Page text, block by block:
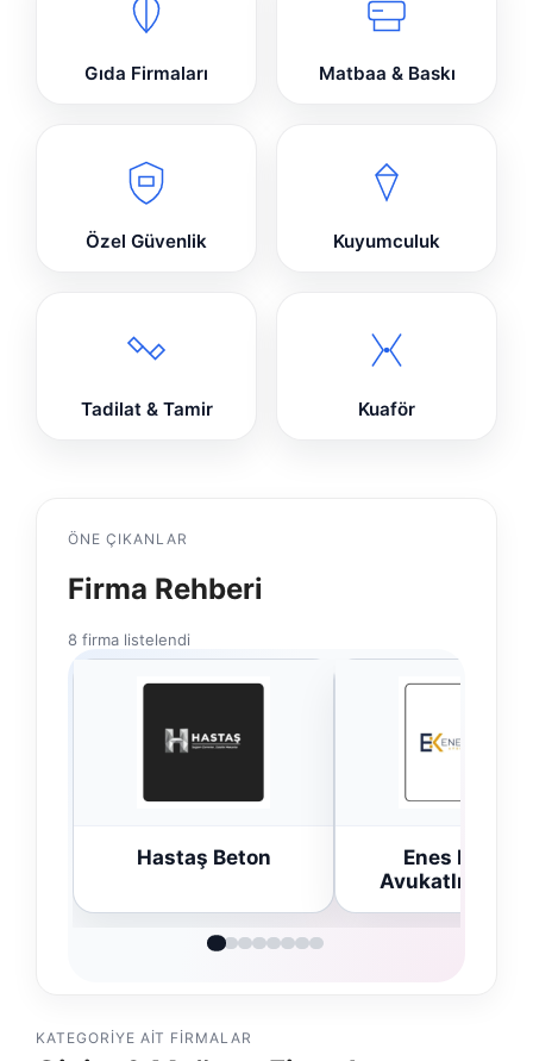
Gıda Firmaları Matbaa & Baskı
Özel Güvenlik Kuyumculuk
Tadilat & Tamir Kuaför
ÖNE ÇIKANLAR
Firma Rehberi
8 firma listelendi
Hastaş Beton
Enes Kaplan
Avukatlık
KATEGORIYE AIT FIRMALAR